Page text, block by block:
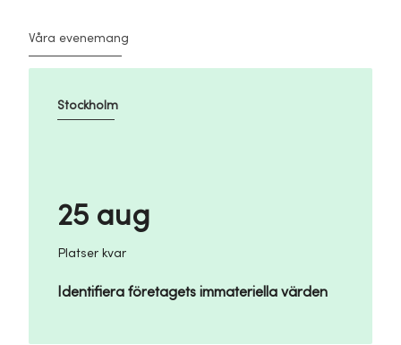
Våra evenemang
Identifiera företagets immateriella värden
25 aug
Platser kvar
Stockholm